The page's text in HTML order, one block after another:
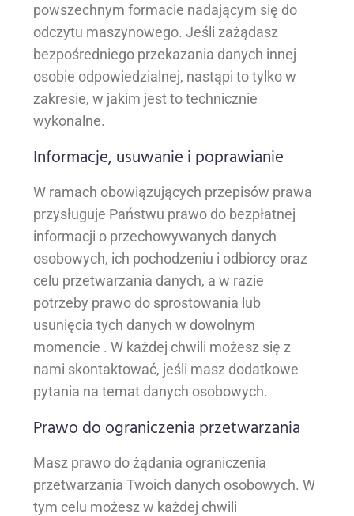
powszechnym formacie nadającym się do
odczytu maszynowego. Jeśli zażądasz
bezpośredniego przekazania danych innej
osobie odpowiedzialnej, nastąpi to tylko w
zakresie, w jakim jest to technicznie
wykonalne.
Informacje, usuwanie i poprawianie
W ramach obowiązujących przepisów prawa
przysługuje Państwu prawo do bezpłatnej
informacji o przechowywanych danych
osobowych, ich pochodzeniu i odbiorcy oraz
celu przetwarzania danych, a w razie
potrzeby prawo do sprostowania lub
usunięcia tych danych w dowolnym
momencie . W każdej chwili możesz się z
nami skontaktować, jeśli masz dodatkowe
pytania na temat danych osobowych.
Prawo do ograniczenia przetwarzania
Masz prawo do żądania ograniczenia
przetwarzania Twoich danych osobowych. W
tym celu możesz w każdej chwili